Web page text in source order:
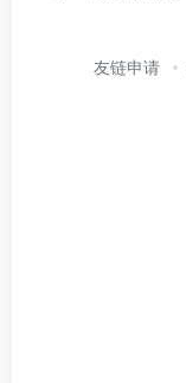
友链申请